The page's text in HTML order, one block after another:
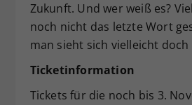
Zukunft. Und wer weiß es?
noch nicht das letzte Wort
man sieht sich vielleicht doch
Ticketinformation
Tickets für die noch bis 3.